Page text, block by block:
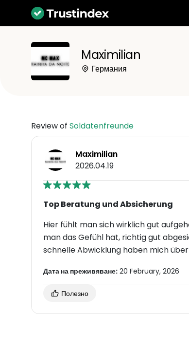
Maximilian
Германия
Review of Soldatenfreunde
Maximilian
2026.04.19
Top Beratung und Absicherung
Hier fühlt man sich wirklich gut
man das Gefühl hat, richtig gut
schnelle Abwicklung haben mich
Дата на преживяване: 20 February, 2026
Полезно